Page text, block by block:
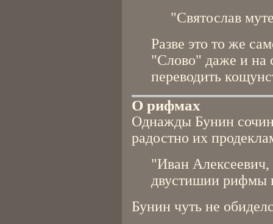
"Святослав
Разве это то же
"Слово" даже и на
переводить
О рифмах
Однажды Бунин
радостно их
"Иван Алексеевич,
двустишии рифмы
Бунин чуть не